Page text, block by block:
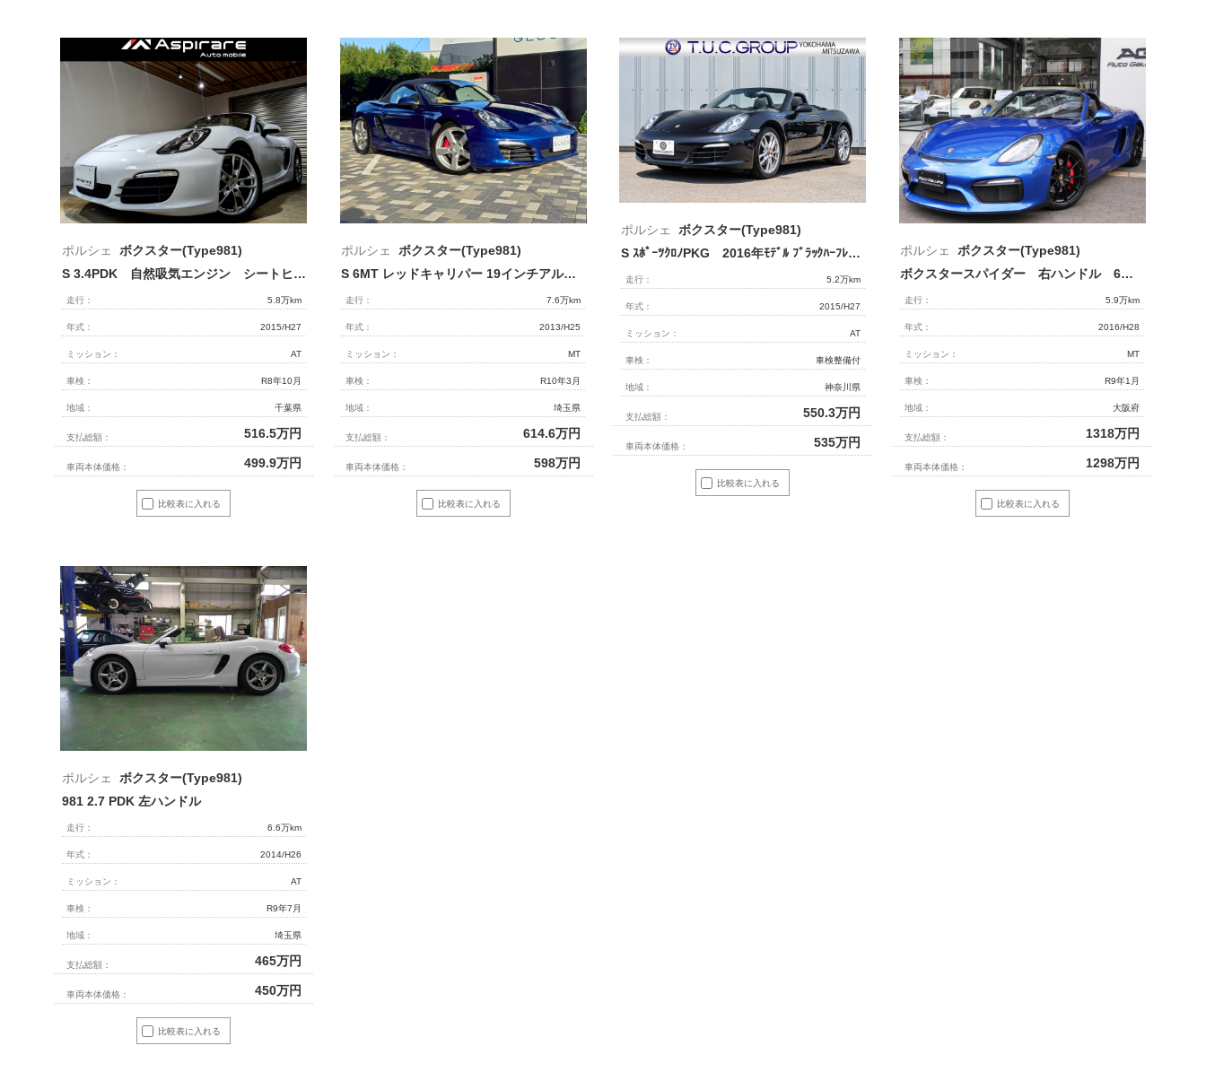
比較表に入れる
ポルシェ
ボクスター(Type981)
S 3.4PDK 自然吸気エンジン シートヒーター ボクスターS19インチアルミホイール カラークレストセンターキャップ パナソニックフローティングナビTV リアカメラ スポーツテールパイプ
走行： 5.8万km
年式： 2015/H27
ミッション： AT
車検： R8年10月
地域： 千葉県
支払総額： 516.5万円
車両本体価格： 499.9万円
比較表に入れる
ポルシェ
ボクスター(Type981)
S 6MT レッドキャリパー 19インチアルミ BOSEサウンド リア/ルーフスポイラ― 前席シートベルトフォースリミッター サイドインパクトバー ブレーキアシスト 盗難防止システムリアフォグランプ
走行： 7.6万km
年式： 2013/H25
ミッション： MT
車検： R10年3月
地域： 埼玉県
支払総額： 614.6万円
車両本体価格： 598万円
比較表に入れる
ポルシェ
ボクスター(Type981)
S ｽﾎﾟｰﾂｸﾛﾉPKG 2016年ﾓﾃﾞﾙ ﾌﾞﾗｯｸﾊｰﾌﾚｻﾞｰｼｰﾄ ｼｰﾄﾋｰﾀｰ 黒幌 ﾅﾋﾞTV ｽﾎﾟｰﾂﾃﾞｻﾞｲﾝｽﾃｱ 電動Dﾐﾗｰ ｵｰﾄA/C TPM ﾎﾞｸｽﾀｰS19ｲﾝﾁAW 2年保証
走行： 5.2万km
年式： 2015/H27
ミッション： AT
車検： 車検整備付
地域： 神奈川県
支払総額： 550.3万円
車両本体価格： 535万円
比較表に入れる
ポルシェ
ボクスター(Type981)
ボクスタースパイダー 右ハンドル 6MT スポーツクロノPKG スポーツエグゾースト サファイアブルーメタリック 正規ディーラー車
走行： 5.9万km
年式： 2016/H28
ミッション： MT
車検： R9年1月
地域： 大阪府
支払総額： 1318万円
車両本体価格： 1298万円
比較表に入れる
ポルシェ
ボクスター(Type981)
981 2.7 PDK 左ハンドル
走行： 6.6万km
年式： 2014/H26
ミッション： AT
車検： R9年7月
地域： 埼玉県
支払総額： 465万円
車両本体価格： 450万円